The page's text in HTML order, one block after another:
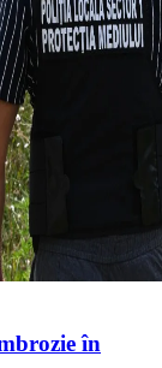
în